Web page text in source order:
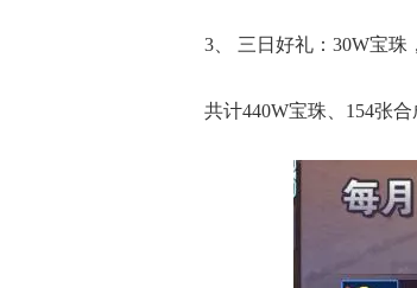
3、 三日好礼：30W宝珠
共计440W宝珠、154张